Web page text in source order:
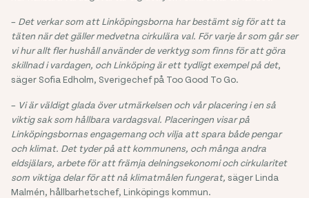
– Det verkar som att Linköpingsborna har bestämt sig för att ta
täten när det gäller medvetna cirkulära val. För varje år som går ser
vi hur allt fler hushåll använder de verktyg som finns för att göra
skillnad i vardagen, och Linköping är ett tydligt exempel på det,
säger Sofia Edholm, Sverigechef på Too Good To Go.
– Vi är väldigt glada över utmärkelsen och vår placering i en så
viktig sak som hållbara vardagsval. Placeringen visar på
Linköpingsbornas engagemang och vilja att spara både pengar
och klimat. Det tyder på att kommunens, och många andra
eldsjälars, arbete för att främja delningsekonomi och cirkularitet
som viktiga delar för att nå klimatmålen fungerat, säger Linda
Malmén, hållbarhetschef, Linköpings kommun.